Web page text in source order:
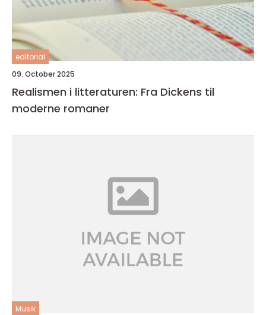
editorial
09. October 2025
Realismen i litteraturen: Fra Dickens til
moderne romaner
Musik